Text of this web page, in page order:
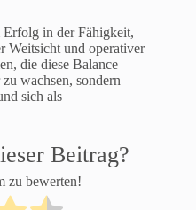
in der Fähigkeit,
Weitsicht und operativer
die diese Balance
wachsen, sondern
sich als
Beitrag?
zu bewerten!